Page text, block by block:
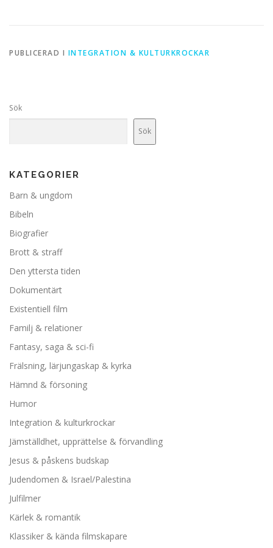
PUBLICERAD I INTEGRATION & KULTURKROCKAR
Sök
Sök
KATEGORIER
Barn & ungdom
Bibeln
Biografier
Brott & straff
Den yttersta tiden
Dokumentärt
Existentiell film
Familj & relationer
Fantasy, saga & sci-fi
Frälsning, lärjungaskap & kyrka
Hämnd & försoning
Humor
Integration & kulturkrockar
Jämställdhet, upprättelse & förvandling
Jesus & påskens budskap
Judendomen & Israel/Palestina
Julfilmer
Kärlek & romantik
Klassiker & kända filmskapare